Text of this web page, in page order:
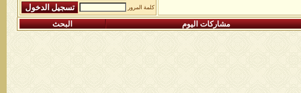
كلمة المرور
مشاركات اليوم البحث